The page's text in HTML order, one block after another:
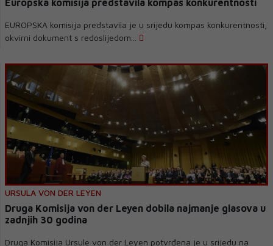
Europska komisija predstavila kompas konkurentnosti
EUROPSKA komisija predstavila je u srijedu kompas konkurentnosti,
okvirni dokument s redoslijedom...
URSULA VON DER LEYEN
Druga Komisija von der Leyen dobila najmanje glasova u
zadnjih 30 godina
Druga Komisija Ursule von der Leyen potvrđena je u srijedu na